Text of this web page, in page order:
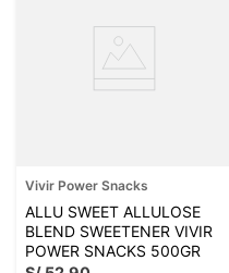
Vivir Power Snacks
ALLU SWEET ALLULOSE
BLEND SWEETENER VIVIR
POWER SNACKS 500GR